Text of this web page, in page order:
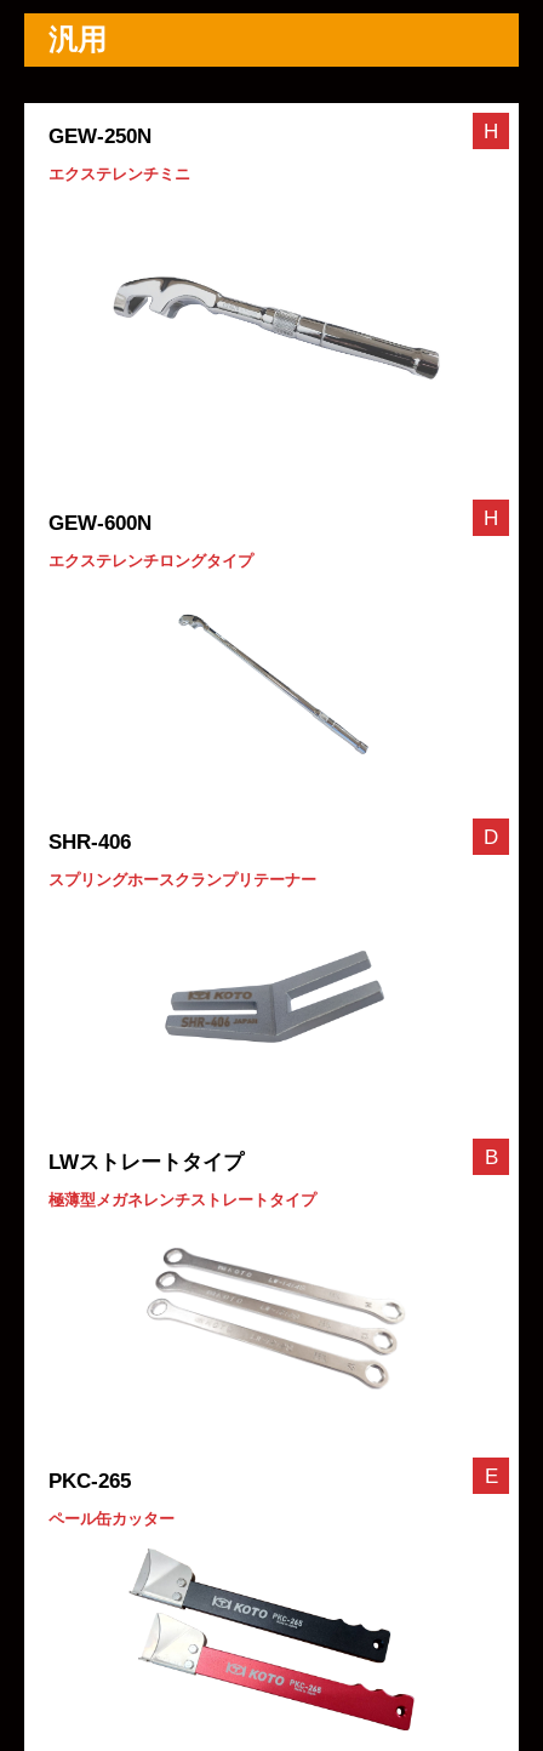
汎用
GEW-250N
エクステレンチミニ
H
GEW-600N
エクステレンチロングタイプ
H
SHR-406
スプリングホースクランプリテーナー
D
LWストレートタイプ
極薄型メガネレンチストレートタイプ
B
PKC-265
ペール缶カッター
E